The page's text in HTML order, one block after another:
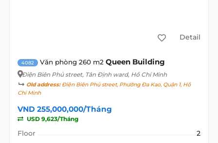
Detail
4082 Văn phòng 260 m2 Queen Building
Điện Biên Phủ street, Tân Định ward, Hồ Chí Minh
Old address:Điện Biên Phủ street, Phường Đa Kao, Quận 1, Hồ
Chí Minh
VND 255,000,000/Tháng
USD 9,623/Tháng
Floor
2